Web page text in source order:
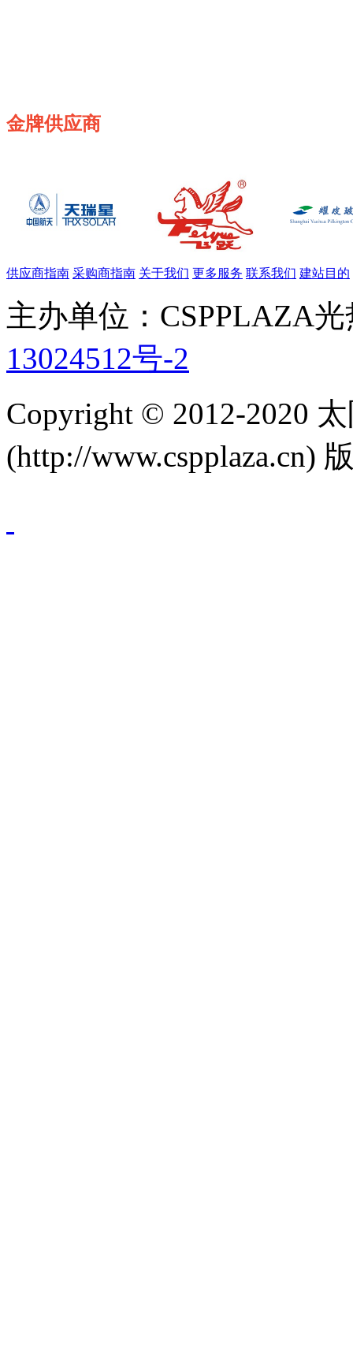
金牌供应商
供应商指南 采购商指南 关于我们 更多服务 联系我们 建站目的
主办单位：CSPPLAZA
13024512号-2
Copyright © 2012-2020
(http://www.cspplaza.cn)